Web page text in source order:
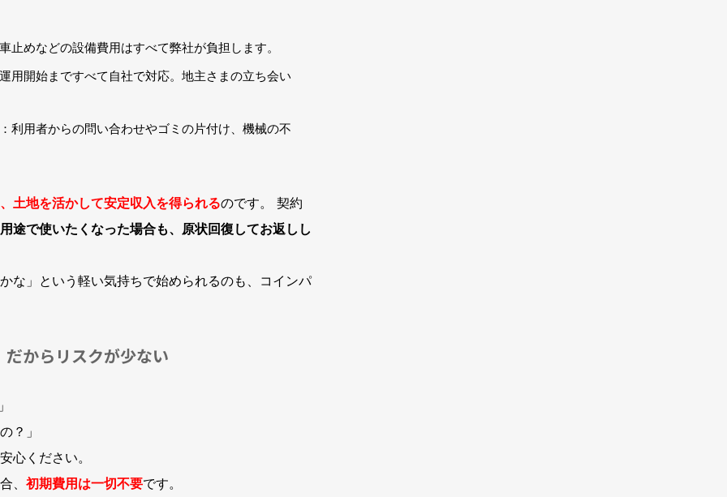
止めなどの設備費用はすべて弊社が負担します。
用開始まですべて自社で対応。地主さまの立ち会い
：利用者からの問い合わせやゴミの片付け、機械の不
土地を活かして安定収入を得られるのです。 契約
途で使いたくなった場合も、原状回復してお返しし
な」という軽い気持ちで始められるのも、コインパ
からリスクが少ない
？」
心ください。
、 初期費用は一切不要です。